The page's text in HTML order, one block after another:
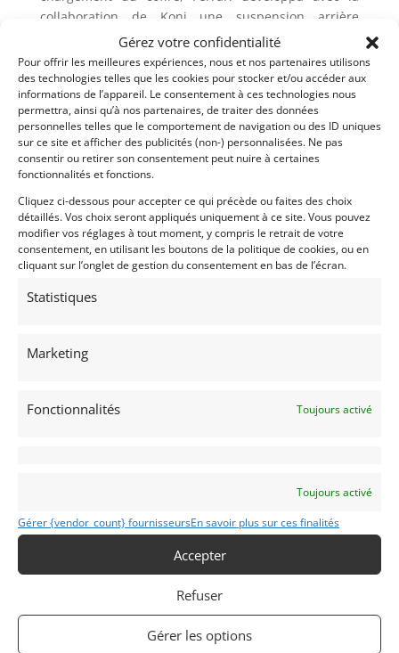
Gérez votre confidentialité
Pour offrir les meilleures expériences, nous et nos partenaires utilisons
des technologies telles que les cookies pour stocker et/ou accéder aux
informations de l’appareil. Le consentement à ces technologies nous
permettra, ainsi qu’à nos partenaires, de traiter des données
personnelles telles que le comportement de navigation ou des ID uniques
sur ce site et afficher des publicités (non-) personnalisées. Ne pas
consentir ou retirer son consentement peut nuire à certaines
fonctionnalités et fonctions.
Cliquez ci-dessous pour accepter ce qui précède ou faites des choix
détaillés. Vos choix seront appliqués uniquement à ce site. Vous pouvez
modifier vos réglages à tout moment, y compris le retrait de votre
consentement, en utilisant les boutons de la politique de cookies, ou en
cliquant sur l’onglet de gestion du consentement en bas de l’écran.
Statistiques
Marketing
Fonctionnalités Toujours activé
Toujours activé
Gérer {vendor_count} fournisseursEn savoir plus sur ces finalités
Accepter
Refuser
Gérer les options
collaboration de Koni une suspension arrière
hydropneumatique qui se réglait automatiquement.
De 1967 à 1971, environ 800 exemplaires de 365 GT
2+2 furent produits. Sa remplaçante, la 365 GT4 2+2,
fut présentée en 1972.
Demandez une expertise de ce modèle
Partager cette annonce